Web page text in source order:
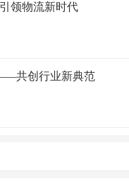
领物流新时代
共创行业新典范